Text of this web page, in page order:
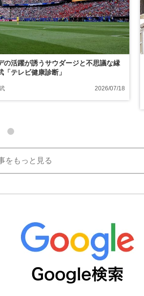
の活躍が誘うサウダージと不思議な縁
テレビ健康診断」
2026/07/18
をもっと見る